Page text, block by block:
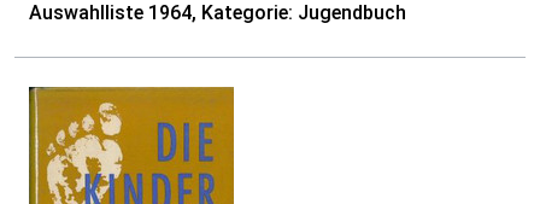
Auswahlliste 1964, Kategorie: Jugendbuch